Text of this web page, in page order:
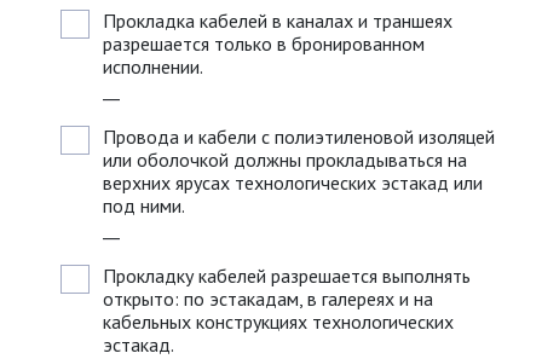
Прокладка кабелей в каналах и траншеях
разрешается только в бронированном
исполнении.
Провода и кабели с полиэтиленовой изоляцей
или оболочкой должны прокладываться на
верхних ярусах технологических эстакад или
под ними.
Прокладку кабелей разрешается выполнять
открыто: по эстакадам, в галереях и на
кабельных конструкциях технологических
эстакад.